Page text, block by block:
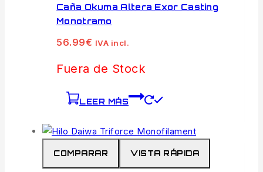
Caña Okuma Altera Exor Casting
Monotramo
56.99€ IVA incl.
Fuera de Stock
LEER MÁS
COMPARAR VISTA RÁPIDA